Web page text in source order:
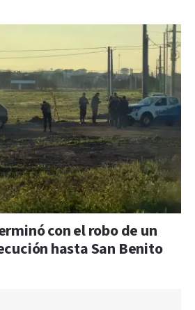
con el robo de un
hasta San Benito